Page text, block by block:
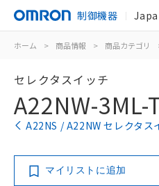
制御機器
ホーム > 商品情報 > 商品カテゴリ
セレクタスイッチ
A22NW-3ML-
A22NS / A22NW セレクタス
マイリストに追加